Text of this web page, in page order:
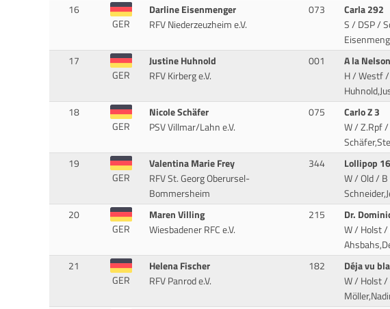
16
GER
Darline Eisenmenger
RFV Niederzeuzheim e.V.
073
Carla 292
S / DSP /
17
GER
Justine Huhnold
RFV Kirberg e.V.
001
A la Nelson
H / Westf
18
GER
Nicole Schäfer
PSV Villmar/Lahn e.V.
075
Carlo Z 3
W / Z.Rpf
19
GER
Valentina Marie Frey
RFV St. Georg Oberursel-
Bommersheim
344
Lollipop
W / Old /
20
GER
Maren Villing
Wiesbadener RFC e.V.
215
Dr.
W / Holst /
21
GER
Helena Fischer
RFV Panrod e.V.
182
Déja vu
W / Holst